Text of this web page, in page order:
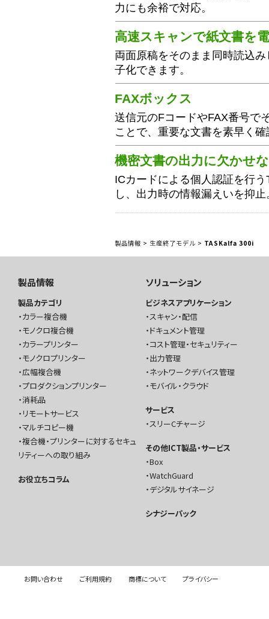
力にも余裕で対応。
高速スキャンで紙文書を
両面原稿をそのまま同時読込
子化できます。
FAXボックス
送信元のFコードやFAX番号で
ことで、重要な文書を素早く
機密文書の出力に欠かせ
ICカードによる個人認証を行
し、出力時の情報漏えいを抑止
製品情報 > 生産終了モデル > TASKalfa 300i
製品情報
製品カテゴリ
カラー複合機
モノクロ複合機
カラープリンター
モノクロプリンター
広幅複合機
プロダクションプリンター
消耗品
リモートサービス
マルチコピー機
複合機・プリンターに対するセキュ
リティーへの取り組み
お役立ちコラム
ソリューション
ビジネスアプリケーション
スキャン・配信
ドキュメント管理
コスト管理・セキュリティー
出力管理
ネットワークデバイス管理
モバイル・クラウド
サービス
スリーCチャージ
その他ICT製品・サービス
Box
WatchGuard
デジタルサイネージ
シナジーパック
お問い合わせ ご利用規約 商標について プライバシー